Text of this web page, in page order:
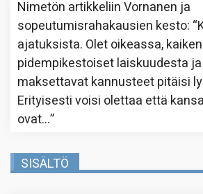
Nimetön artikkeliinVornanen ja
sopeutumisrahakausien kesto: “
ajatuksista. Olet oikeassa,
pidempikestoiset laiskuudesta
maksettavat kannusteet pitäisi
Erityisesti voisi olettaa että
ovat…”
SISÄLTÖ